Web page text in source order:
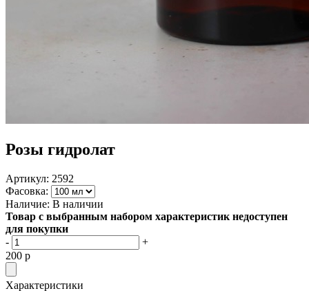
Розы гидролат
Артикул: 2592
Фасовка:
Наличие: В наличии
Товар с выбранным набором характеристик недоступен
для покупки
-
+
200 p
Характеристики